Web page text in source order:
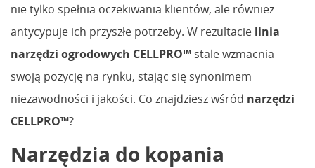
nie tylko spełnia oczekiwania klientów, ale również
antycypuje ich przyszłe potrzeby. W rezultacie linia
narzędzi ogrodowych CELLPRO™ stale wzmacnia
swoją pozycję na rynku, stając się synonimem
niezawodności i jakości. Co znajdziesz wśród narzędzi
CELLPRO™?
Narzędzia do kopania